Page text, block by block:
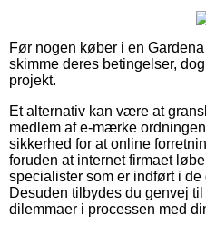
Før nogen køber i en
skimme deres betingelser,
projekt.
Et alternativ kan være at
medlem af e-mærke
sikkerhed for at online
foruden at internet firmaet
specialister som er indført i
Desuden tilbydes du genvej
dilemmaer i processen med